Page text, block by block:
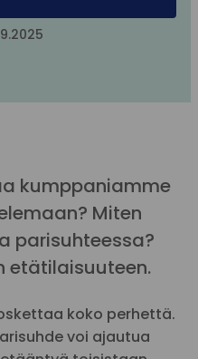
kumppaniamme
Miten
parisuhteessa?
etätilaisuuteen.
koko perhettä.
voi ajautua